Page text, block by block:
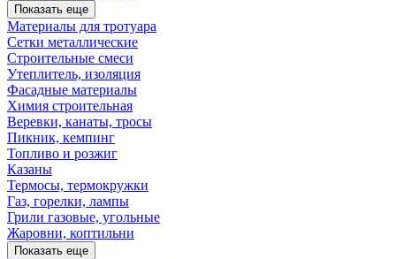
Показать еще
Материалы для тротуара
Сетки металлические
Строительные смеси
Утеплитель, изоляция
Фасадные материалы
Химия строительная
Веревки, канаты, тросы
Пикник, кемпинг
Топливо и розжиг
Казаны
Термосы, термокружки
Газ, горелки, лампы
Грили газовые, угольные
Жаровни, коптильни
Показать еще